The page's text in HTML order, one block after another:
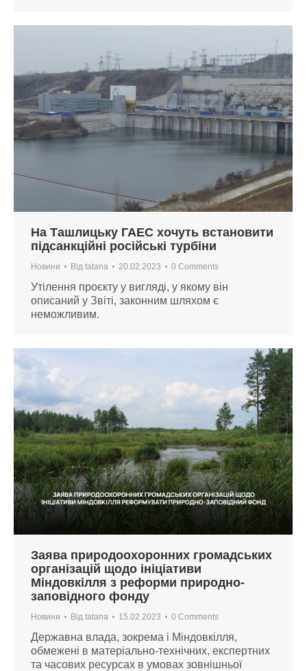
На Ташлицьку ГАЕС хочуть встановити
підсанкційні російські турбіни
Новини Від tatana 20.02.2023 0 Comments
Утілення проєкту у вигляді, у якому він
описаний у Звіті, законним шляхом є
неможливим.
Заява природоохоронних громадських
організацій щодо ініціативи
Міндовкілля з реформи природно-
заповідного фонду
Новини Від tatana 15.02.2023 0 Comments
Державна влада, зокрема і Міндовкілля,
обмежені в матеріально-технічних, експертних
та часових ресурсах в умовах зовнішньої